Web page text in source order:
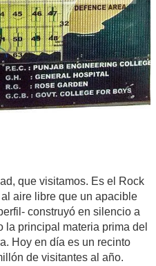
que visitamos. Es el Rock
aire libre que un apacible
construyó en silencio a
la principal materia prima del
Hoy en día es un recinto
de visitantes al año.